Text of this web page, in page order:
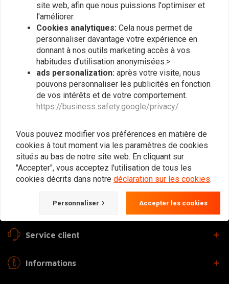
Le lieu de rencontre des amateurs de Cafe
Racer, Flat Tracker, Brat et autres motos. Bien
sûr, nous proposons également des
équipements et des vêtements !
Gotenburgweg 46a, 9723 TM Groningen (The Netherlands)
+31 85 06 06 06 5
info@caferacerwebshop.com
Service client
Informations
site web, afin que nous puissions l'optimiser et
l'améliorer.
Cookies analytiques: Cela nous permet de
personnaliser davantage votre expérience en
donnant à nos outils marketing accès à vos
habitudes d'utilisation anonymisées.>
ads personalization: après votre visite, nous
pouvons personnaliser les publicités en fonction
de vos intérêts et de votre comportement.
https://business.safety.google/privacy/
Vous pouvez modifier vos préférences en matière de
cookies à tout moment via les paramètres de cookies
situés au bas de notre site web. En cliquant sur
"Accepter", vous acceptez l'utilisation de tous les
cookies décrits dans notre déclaration sur les cookies.
Personnaliser Accepter les cookies